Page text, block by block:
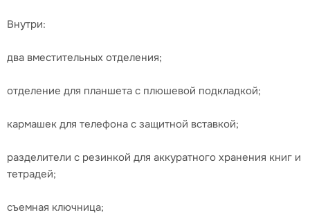
Внутри:
два вместительных отделения;
отделение для планшета с плюшевой подкладкой;
кармашек для телефона с защитной вставкой;
разделители с резинкой для аккуратного хранения книг и
тетрадей;
съемная ключница;